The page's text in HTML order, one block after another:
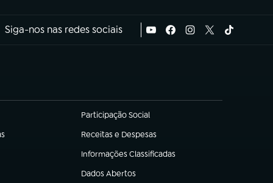
Siga-nos nas redes sociais
Participação Social
(abre em nova aba)
Receitas e Despesas
(abre em nova aba)
Informações Classificadas
(abre em nova aba)
Dados Abertos
(abre em nova aba)